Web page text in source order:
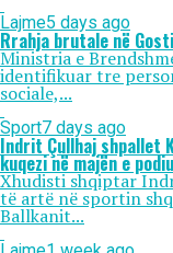
Lajme5 days ago
Rrahja brutale në
Ministria e
identifikuar tre
sociale,...
Sport7 days ago
Indrit Çullhaj shpallet
kuqezi në majën e
Xhudisti shqiptar
të artë në sportin
Ballkanit...